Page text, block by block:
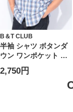
B＆T CLUB
半袖 シャツ ボタンダ
ウン ワンポケット ブ
ロード チェック トッ
プス チェック 大きい
2,750円